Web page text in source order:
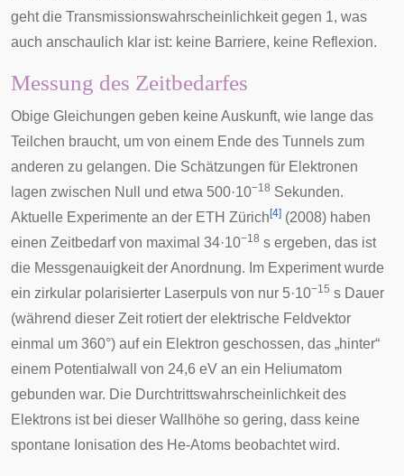
geht die Transmissionswahrscheinlichkeit gegen 1, was
auch anschaulich klar ist: keine Barriere, keine Reflexion.
Messung des Zeitbedarfes
Obige Gleichungen geben keine Auskunft, wie lange das
Teilchen braucht, um von einem Ende des Tunnels zum
anderen zu gelangen. Die Schätzungen für Elektronen
lagen zwischen Null und etwa 500·10−18 Sekunden.
Aktuelle Experimente an der ETH Zürich [4] (2008) haben
einen Zeitbedarf von maximal 34·10−18 s ergeben, das ist
die Messgenauigkeit der Anordnung. Im Experiment wurde
ein zirkular polarisierter Laserpuls von nur 5·10−15 s Dauer
(während dieser Zeit rotiert der elektrische Feldvektor
einmal um 360°) auf ein Elektron geschossen, das „hinter“
einem Potentialwall von 24,6 eV an ein Heliumatom
gebunden war. Die Durchtrittswahrscheinlichkeit des
Elektrons ist bei dieser Wallhöhe so gering, dass keine
spontane Ionisation des He-Atoms beobachtet wird.